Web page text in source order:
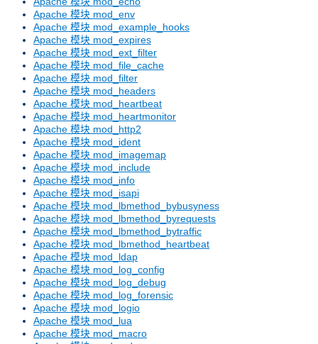
Apache 模块 mod_env
Apache 模块 mod_example_hooks
Apache 模块 mod_expires
Apache 模块 mod_ext_filter
Apache 模块 mod_file_cache
Apache 模块 mod_filter
Apache 模块 mod_headers
Apache 模块 mod_heartbeat
Apache 模块 mod_heartmonitor
Apache 模块 mod_http2
Apache 模块 mod_ident
Apache 模块 mod_imagemap
Apache 模块 mod_include
Apache 模块 mod_info
Apache 模块 mod_isapi
Apache 模块 mod_lbmethod_bybusyness
Apache 模块 mod_lbmethod_byrequests
Apache 模块 mod_lbmethod_bytraffic
Apache 模块 mod_lbmethod_heartbeat
Apache 模块 mod_ldap
Apache 模块 mod_log_config
Apache 模块 mod_log_debug
Apache 模块 mod_log_forensic
Apache 模块 mod_logio
Apache 模块 mod_lua
Apache 模块 mod_macro